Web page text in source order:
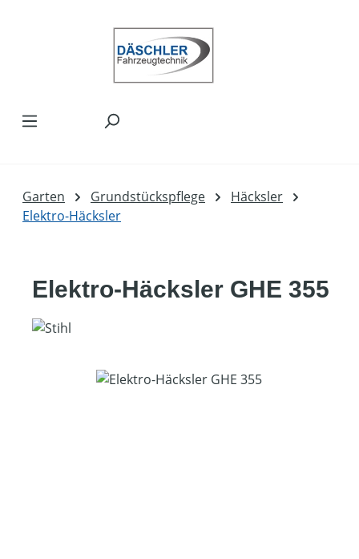
Garten Grundstückspflege
Häcksler
Elektro-Häcksler
Elektro-Häcksler GHE 355
Bildergalerie überspringen